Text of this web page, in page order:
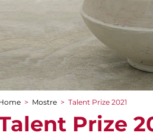
sei qui
> Mostre > Talent Prize 2021
Prize